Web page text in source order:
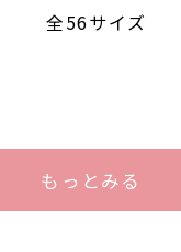
全56サイズ
もっとみる